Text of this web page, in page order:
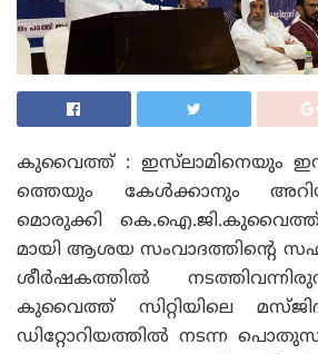
കുവൈത്ത് : ഇസ്‌ലാമിനെയും
ത്തെയും കേൾക്കാനും
മൊരുക്കി
മായി ആശയ സംവാദത്തിന്റെ
ശീർഷകത്തിൽ
കുവൈത്ത് സിറ്റിയിലെ
ഡിറ്റോറിയത്തിൽ നടന്ന